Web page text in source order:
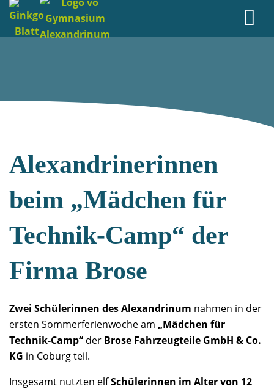
Alexandrinerinnen
beim „Mädchen für
Technik-Camp“ der
Firma Brose
Zwei Schülerinnen des Alexandrinum nahmen in der
ersten Sommerferienwoche am „Mädchen für
Technik-Camp“ der Brose Fahrzeugteile GmbH & Co.
KG in Coburg teil.
Insgesamt nutzten elfSchülerinnen im Alter von 12